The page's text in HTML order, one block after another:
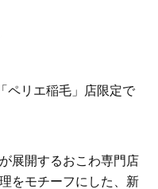
ペリエ稲毛」店限定で
展開するおこわ専門店
をモチーフにした、新